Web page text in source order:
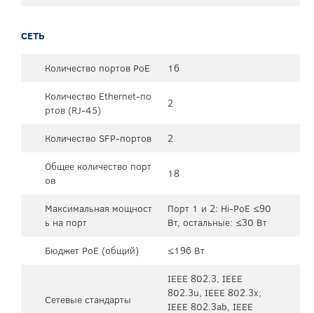
СЕТЬ
Количество портов PoE
16
Количество Ethernet-по
ртов (RJ-45)
2
Количество SFP-портов
2
Общее количество порт
ов
18
Максимальная мощност
ь на порт
Порт 1 и 2: Hi-PoE ≤90
Вт, остальные: ≤30 Вт
Бюджет PoE (общий)
≤196 Вт
Сетевые стандарты
IEEE 802.3, IEEE
802.3u, IEEE 802.3x,
IEEE 802.3ab, IEEE